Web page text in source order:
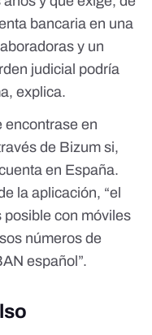
bancaria en una
y un
judicial podría
explica.
encontrase en
de Bizum si,
en España.
la aplicación, “el
posible con móviles
números de
español”.